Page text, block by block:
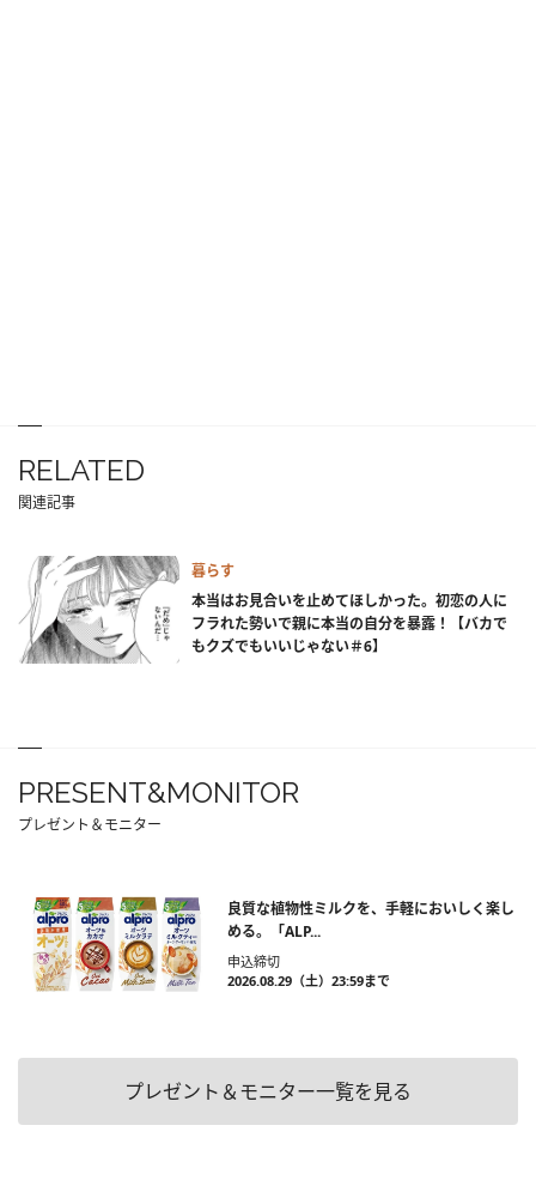
RELATED
関連記事
暮らす
本当はお見合いを止めてほしかった。初恋の人に
フラれた勢いで親に本当の自分を暴露！【バカで
もクズでもいいじゃない＃6】
PRESENT&MONITOR
プレゼント＆モニター
良質な植物性ミルクを、手軽においしく楽し
める。「ALP...
申込締切
2026.08.29（土）23:59まで
プレゼント＆モニター一覧を見る